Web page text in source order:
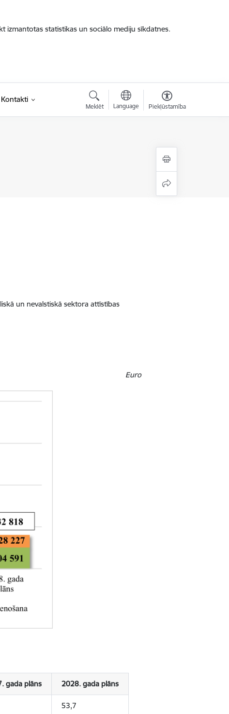
izmantotas statistikas un sociālo mediju sīkdatnes.
Kontakti
Meklēt Language Piekļūstamība
un nevalstiskā sektora attīstības
Euro
gada plāns 2028. gada plāns
53,7